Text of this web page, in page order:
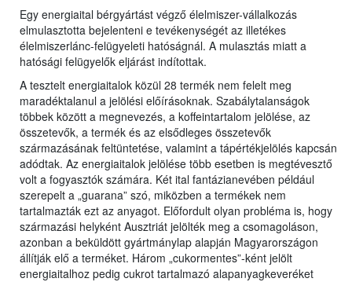
Egy energiaital bérgyártást végző élelmiszer-vállalkozás
elmulasztotta bejelenteni e tevékenységét az illetékes
élelmiszerlánc-felügyeleti hatóságnál. A mulasztás miatt a
hatósági felügyelők eljárást indítottak.
A tesztelt energiaitalok közül 28 termék nem felelt meg
maradéktalanul a jelölési előírásoknak. Szabálytalanságok
többek között a megnevezés, a koffeintartalom jelölése, az
összetevők, a termék és az elsődleges összetevők
származásának feltüntetése, valamint a tápértékjelölés kapcsán
adódtak. Az energiaitalok jelölése több esetben is megtévesztő
volt a fogyasztók számára. Két ital fantázianevében például
szerepelt a „guarana” szó, miközben a termékek nem
tartalmazták ezt az anyagot. Előfordult olyan probléma is, hogy
származási helyként Ausztriát jelölték meg a csomagoláson,
azonban a beküldött gyártmánylap alapján Magyarországon
állítják elő a terméket. Három „cukormentes”-ként jelölt
energiaitalhoz pedig cukrot tartalmazó alapanyagkeveréket